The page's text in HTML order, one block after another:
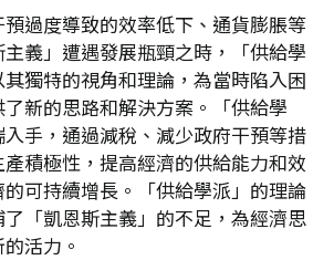
過度導致的效率低下、通貨膨脹等
義」遭遇發展瓶頸之時，「供給學
獨特的視角和理論，為當時陷入困
新的思路和解決方案。「供給學
手，通過減稅、減少政府干預等措
積極性，提高經濟的供給能力和效
可持續增長。「供給學派」的理論
「凱恩斯主義」的不足，為經濟思
活力。